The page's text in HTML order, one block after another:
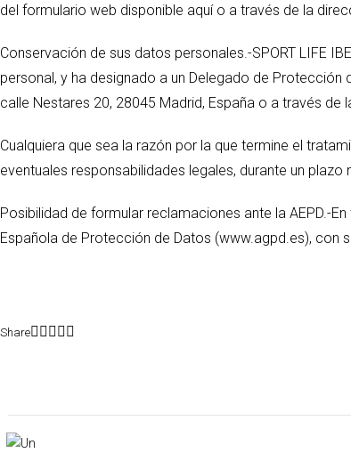
del formulario web disponible aquí o a través de la
Conservación de sus datos personales.-SPORT LIFE
personal, y ha designado a un Delegado de Protección
calle Nestares 20, 28045 Madrid, España o a través
Cualquiera que sea la razón por la que termine el
eventuales responsabilidades legales, durante un
Posibilidad de formular reclamaciones ante la AEPD.-
Española de Protección de Datos (www.agpd.es), con
Share